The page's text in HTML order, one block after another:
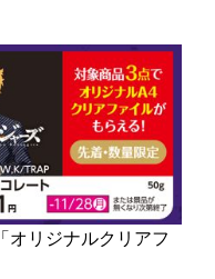
オリジナルクリアフ